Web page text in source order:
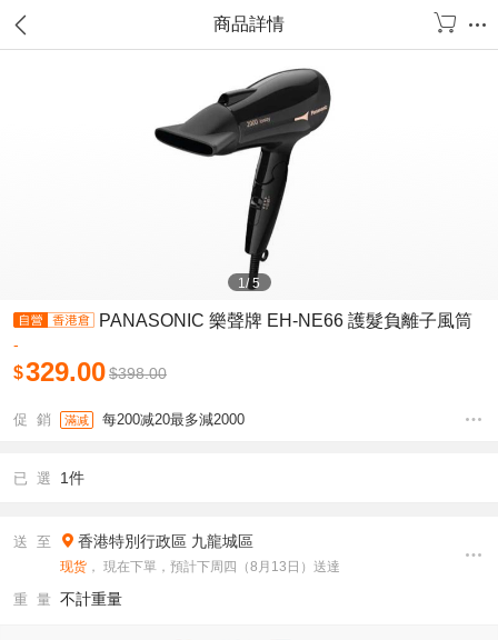
商品詳情
1/5
PANASONIC 樂聲牌 EH-NE66 護髮負離子風筒
-
$329.00$398.00
促 銷 滿减 每200减20最多減2000
已 選 1件
送 至 香港特別行政區 九龍城區
现货 ， 現在下單，預計下周四（8月13日）送達
重 量 不計重量